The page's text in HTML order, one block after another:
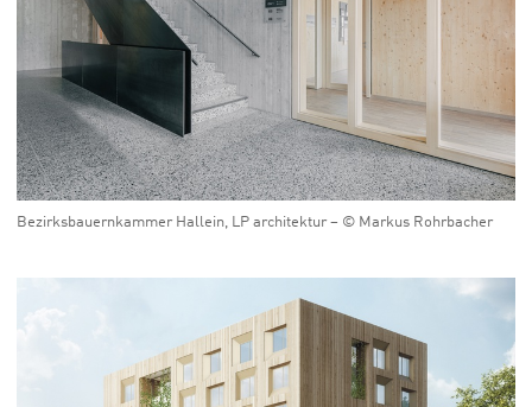
Bezirksbauernkammer Hallein, LP architektur – © Markus Rohrbacher